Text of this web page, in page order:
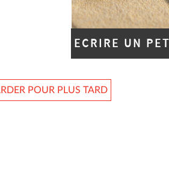
ECRIRE UN
POUR PLUS TARD